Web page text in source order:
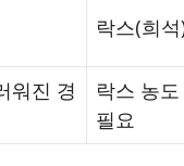
락스(희
워진 경
락스 농
필요